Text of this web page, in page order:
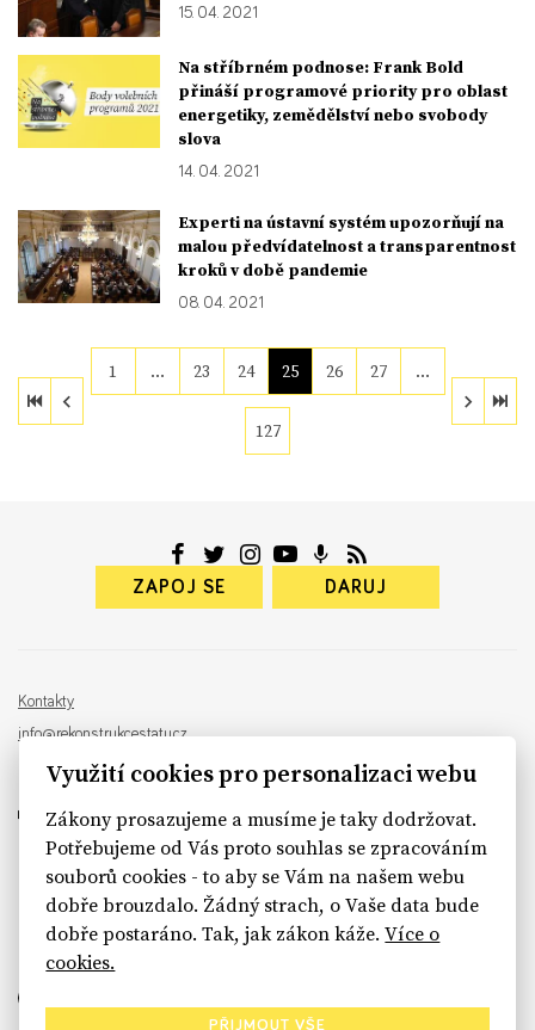
15. 04. 2021
Na stříbrném podnose: Frank Bold
přináší programové priority pro oblast
energetiky, zemědělství nebo svobody
slova
14. 04. 2021
Experti na ústavní systém upozorňují na
malou předvídatelnost a transparentnost
kroků v době pandemie
08. 04. 2021
1 … 23 24 25 26 27 …
127
ZAPOJ SE DARUJ
Kontakty
info@rekonstrukcestatu.cz
Návrh a vývoj: Sinfin , ilustrace:
sinfin.digital
Využití cookies pro personalizaci webu
Zákony prosazujeme a musíme je taky dodržovat.
Potřebujeme od Vás proto souhlas se zpracováním
souborů cookies - to aby se Vám na našem webu
dobře brouzdalo. Žádný strach, o Vaše data bude
dobře postaráno. Tak, jak zákon káže.Více o
cookies.
PŘIJMOUT VŠE